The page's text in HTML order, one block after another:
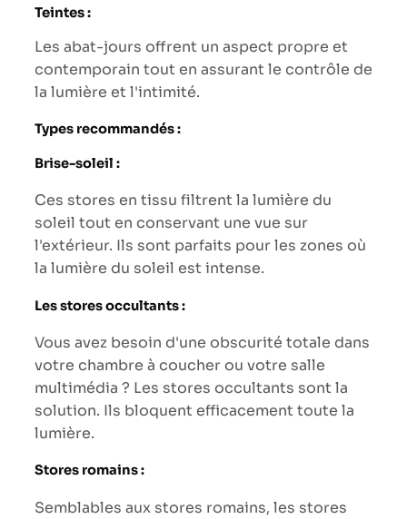
Teintes :
Les abat-jours offrent un aspect propre et
contemporain tout en assurant le contrôle de
la lumière et l'intimité.
Types recommandés :
Brise-soleil :
Ces stores en tissu filtrent la lumière du
soleil tout en conservant une vue sur
l'extérieur. Ils sont parfaits pour les zones où
la lumière du soleil est intense.
Les stores occultants :
Vous avez besoin d'une obscurité totale dans
votre chambre à coucher ou votre salle
multimédia ? Les stores occultants sont la
solution. Ils bloquent efficacement toute la
lumière.
Stores romains :
Semblables aux stores romains, les stores